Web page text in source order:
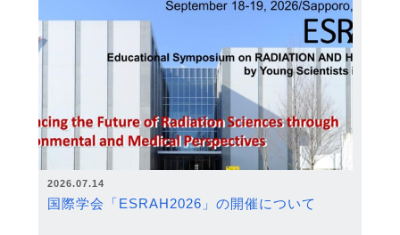
2026.07.14
国際学会「ESRAH2026」の開催について